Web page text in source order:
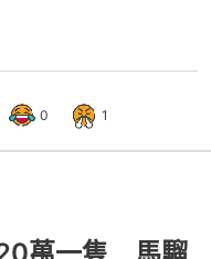
0 1
20萬一隻 馬騮